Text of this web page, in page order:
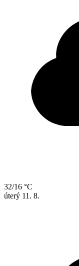
32/16 °C
úterý 11. 8.